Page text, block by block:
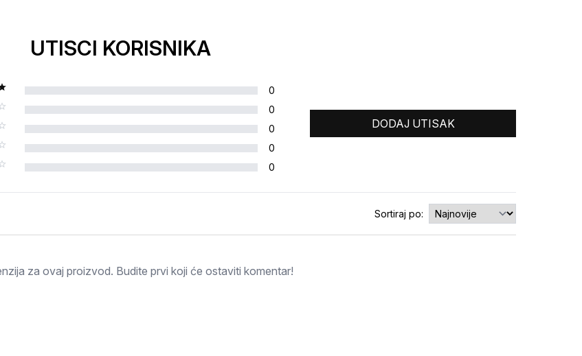
UTISCI KORISNIKA
0
0
0
0
0
DODAJ UTISAK
Ocjena
Sortiraj po:
za ovaj proizvod. Budite prvi koji će ostaviti komentar!